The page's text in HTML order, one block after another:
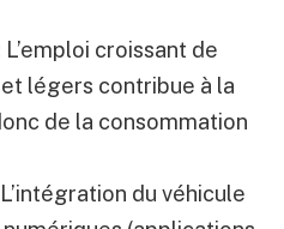
L’emploi croissant de
légers contribue à la
de la consommation
L’intégration du véhicule